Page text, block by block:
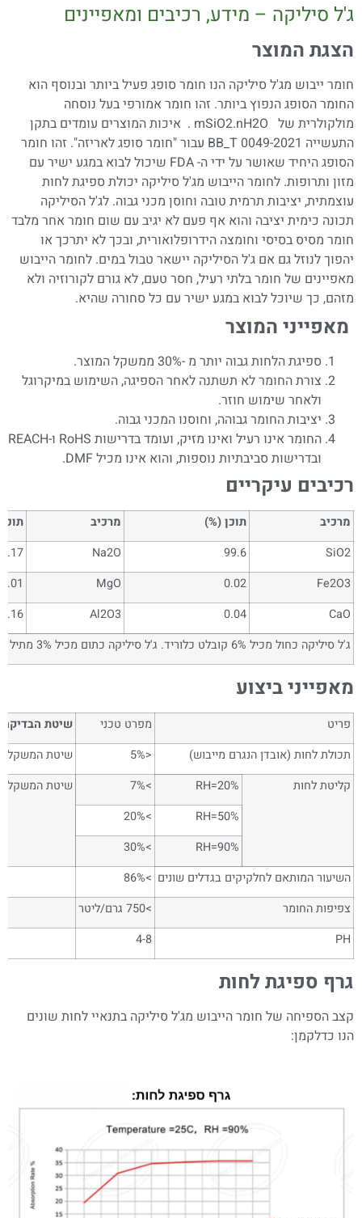
ג'ל סיליקה – מידע, רכיבים ומאפיינים
הצגת המוצר
חומר ייבוש מג'ל סיליקה הנו חומר סופג פעיל ביותר ובנוסף הוא
החומר הסופג הנפוץ ביותר. זהו חומר אמורפי בעל נוסחה
מולקולרית של
mSiO2.nH2O
. איכות המוצרים עומדים בתקן
התעשייה BB_T 0049-2021 עבור "חומר סופג לאריזה". זהו חומר
הסופג היחיד שאושר על ידי ה- FDA שיכול לבוא במגע ישיר עם
מזון ותרופות. לחומר הייבוש מג'ל סיליקה יכולת ספיגת לחות
עוצמתית, יציבות תרמית טובה וחוסן מכני גבוה. לג'ל הסיליקה
תכונה כימית יציבה והוא אף פעם לא יגיב עם שום חומר אחר מלבד
חומר מסיס בסיסי וחומצה הידרופלואורית, ובכך לא יתרכך או
יהפוך לנוזל גם אם ג'ל הסיליקה יישאר טבול במים. לחומר הייבוש
מאפיינים של חומר בלתי רעיל, חסר טעם, לא גורם לקורוזיה ולא
מזהם, כך שיוכל לבוא במגע ישיר עם כל סחורה שהיא.
מאפייני המוצר
ספיגת הלחות גבוה יותר מ -30% ממשקל המוצר.
צורת החומר לא תשתנה לאחר הספיגה, השימוש במיקרוגל
ולאחר שימוש חוזר.
יציבות החומר גבוהה, וחוסנו המכני גבוה.
החומר אינו רעיל ואינו מזיק, ועומד בדרישות RoHS ו-REACH
ובדרישות סביבתיות נוספות, והוא אינו מכיל DMF.
רכיבים עיקריים
מרכיב תוכן (%) מרכיב
SiO2
99.6
Na2O
0.17
Fe2O3
0.02
MgO
0.01
CaO
0.04
Al2O3
0.16
ג'ל סיליקה כחול מכיל 6% קובלט כלוריד. ג'ל סיליקה כתום מכיל 3% מתיל סגול (ידידותי לסביבה)
מאפייני ביצוע
פריט מפרט טכני
שיטת הבדיקה
תכולת לחות (אובדן הנגרם מייבוש)
<5%
שיטת המשקל
קליטת לחות
RH=20%
>7%
שיטת המשקל
RH=50%
>20%
RH=90%
>30%
השיעור המותאם לחלקיקים בגדלים שונים >86%
צפיפות החומר
>750 גרם/ליטר
PH
4-8
גרף ספיגת לחות
קצב הספיחה של חומר הייבוש מג'ל סיליקה בתנאיי לחות שונים
הנו כדלקמן: